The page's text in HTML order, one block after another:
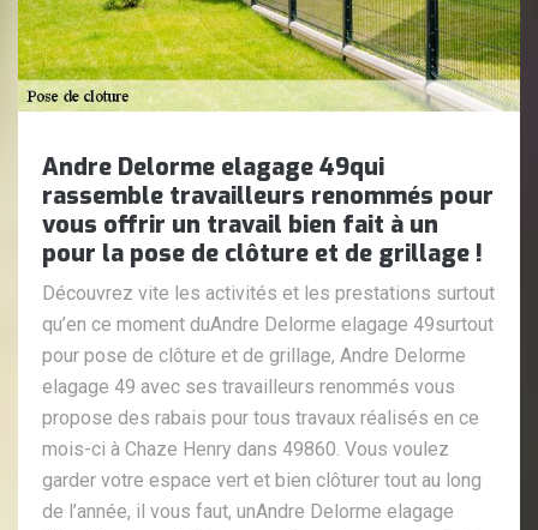
Andre Delorme elagage 49qui
rassemble travailleurs renommés pour
vous offrir un travail bien fait à un
pour la pose de clôture et de grillage !
Découvrez vite les activités et les prestations surtout
qu’en ce moment duAndre Delorme elagage 49surtout
pour pose de clôture et de grillage, Andre Delorme
elagage 49 avec ses travailleurs renommés vous
propose des rabais pour tous travaux réalisés en ce
mois-ci à Chaze Henry dans 49860. Vous voulez
garder votre espace vert et bien clôturer tout au long
de l’année, il vous faut, unAndre Delorme elagage